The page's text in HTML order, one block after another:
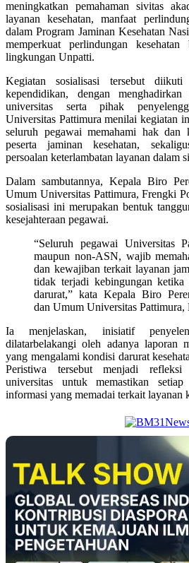
meningkatkan pemahaman sivitas
layanan kesehatan, manfaat
dalam Program Jaminan Kesehatan
memperkuat perlindungan
lingkungan Unpatti.
Kegiatan sosialisasi tersebut
kependidikan, dengan
universitas serta pihak
Universitas Pattimura menilai kegiatan
seluruh pegawai memahami hak dan
peserta jaminan kesehatan,
persoalan keterlambatan layanan dalam
Dalam sambutannya, Kepala Biro
Umum Universitas Pattimura, Frengki
sosialisasi ini merupakan bentuk
kesejahteraan pegawai.
“Seluruh pegawai Universitas
maupun non-ASN, wajib
dan kewajiban terkait layanan
tidak terjadi kebingungan ketika
darurat,” kata Kepala Biro
dan Umum Universitas Pattimura,
Ia menjelaskan, inisiatif
dilatarbelakangi oleh adanya laporan
yang mengalami kondisi darurat
Peristiwa tersebut menjadi
universitas untuk memastikan
informasi yang memadai terkait layanan